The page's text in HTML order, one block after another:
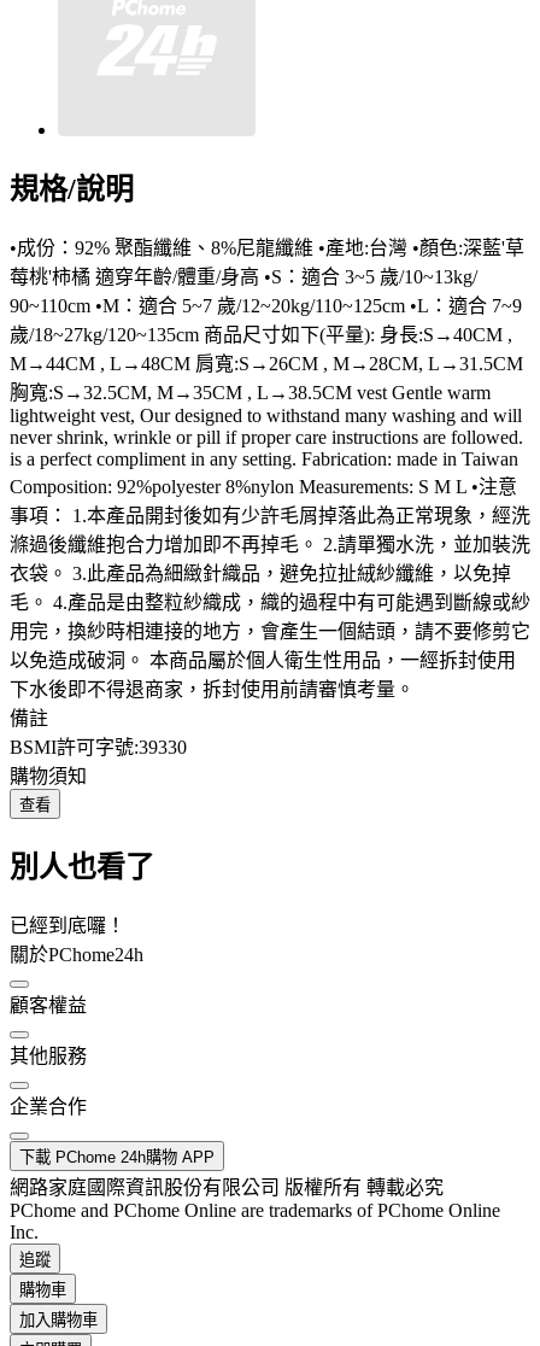
規格/說明
•成份：92% 聚酯纖維、8%尼龍纖維 •產地:台灣 •顏色:深藍'草
莓桃'柿橘 適穿年齡/體重/身高 •S：適合 3~5 歲/10~13kg/
90~110cm •M：適合 5~7 歲/12~20kg/110~125cm •L：適合 7~9
歲/18~27kg/120~135cm 商品尺寸如下(平量): 身長:S→40CM ,
M→44CM , L→48CM 肩寬:S→26CM , M→28CM, L→31.5CM
胸寬:S→32.5CM, M→35CM , L→38.5CM vest Gentle warm
lightweight vest, Our designed to withstand many washing and will
never shrink, wrinkle or pill if proper care instructions are followed.
is a perfect compliment in any setting. Fabrication: made in Taiwan
Composition: 92%polyester 8%nylon Measurements: S M L •注意
事項： 1.本產品開封後如有少許毛屑掉落此為正常現象，經洗
滌過後纖維抱合力增加即不再掉毛。 2.請單獨水洗，並加裝洗
衣袋。 3.此產品為細緻針織品，避免拉扯絨紗纖維，以免掉
毛。 4.產品是由整粒紗織成，織的過程中有可能遇到斷線或紗
用完，換紗時相連接的地方，會產生一個結頭，請不要修剪它
以免造成破洞。 本商品屬於個人衛生性用品，一經拆封使用
下水後即不得退商家，拆封使用前請審慎考量。
備註
BSMI許可字號:39330
購物須知
查看
別人也看了
已經到底囉！
關於PChome24h
顧客權益
其他服務
企業合作
下載 PChome 24h購物 APP
網路家庭國際資訊股份有限公司 版權所有 轉載必究
PChome and PChome Online are trademarks of PChome Online
Inc.
追蹤
購物車
加入購物車